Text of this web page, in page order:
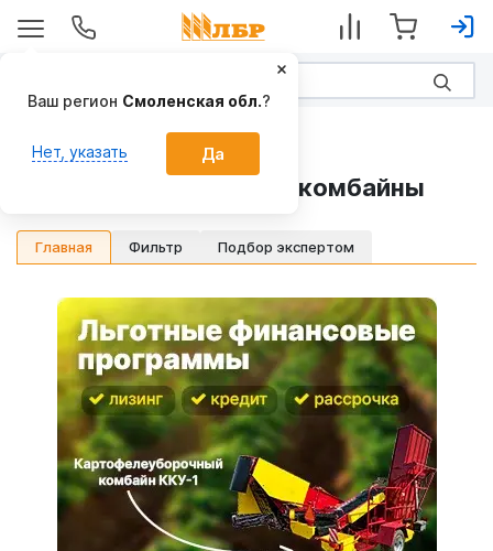
Техника для картофеля
Картофелеуборочные комбайны
Главная Фильтр Подбор экспертом
Ваш регион Смоленская обл.?
Нет, указать Да